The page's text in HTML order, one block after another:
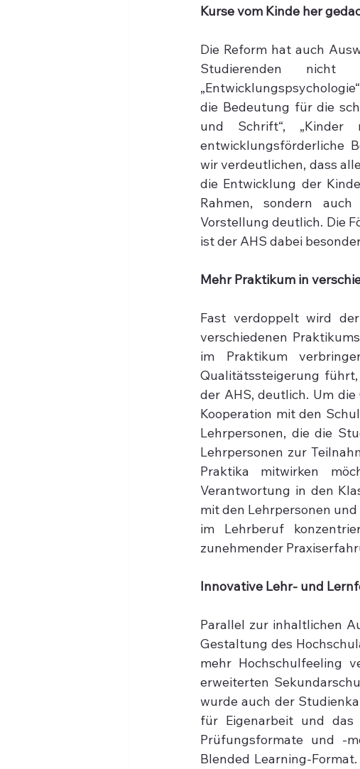
Kurse vom Kinde her
Die Reform hat auch
Studierenden
die Bedeutung für die
und Schrift“, „Kinder
entwicklungsförderliche
wir verdeutlichen, dass
die Entwicklung der
Rahmen, sondern
Vorstellung deutlich. Die
ist der AHS dabei
Mehr Praktikum in
Fast verdoppelt wird
verschiedenen
im Praktikum
Qualitätssteigerung
der AHS, deutlich. Um
Kooperation mit den
Lehrpersonen, die die
Lehrpersonen zur
Praktika mitwirken
Verantwortung in den
mit den Lehrpersonen
im Lehrberuf
zunehmender
Innovative Lehr- und
Parallel zur inhaltlichen
Gestaltung des
mehr Hochschulfeeling
erweiterten
wurde auch der
für Eigenarbeit und das
Prüfungsformate und -
Blended Learning-